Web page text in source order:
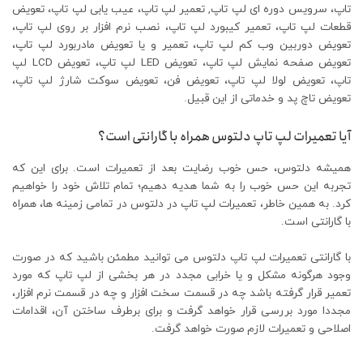
تاپ، سرویس دوره ای لپ تاپ, تعمیر لپ تاپ، عیب یابی لپ تاپ، تعویض
قطعات لپ تاپ، تعمیر کیبورد لپ تاپ، نصب نرم افزار بر روی لپ تاپ،
تعویض دوربین وب کم لپ تاپ، تعمیر و یا تعویض مادربورد لپ تاپ،
تعویض صفحه نمایش لپ تاپ، تعویض LED لپ تاپ، تعویض LCD لپ
تاپ، تعویض لولا لپ تاپ، تعویض فن، تعویض سوکت شارژ لپ تاپ،
تعویض تاچ پد و خدماتی از این قبیل.
آیا تعمیرات لپ تاپ دلتوس همراه با گارانتی است؟
همیشه دلتوس، حس خوب رضایت بعد از تعمیرات است. برای این که
تجربه این حس خوب را به شما هدیه دهیم؛ تمام تلاش خود را خواهیم
کرد. به همین خاطر، تعمیرات لپ تاپ در دلتوس در تمامی زمینه ها، همراه
با گارانتی است.
با گارانتی تعمیرات لپ تاپ دلتوس می توانید مطمئن باشید که در صورت
وجود هرگونه مشکل و یا خرابی مجدد در هر بخشی از لپ تاپ که مورد
تعمیر قرار گرفته باشد چه در قسمت سخت افزار و چه در قسمت نرم افزار،
مجددا مورد بررسی قرار خواهد گرفت و برای برطرف ساختن آن، اقدامات
اصلاحی و تعمیرات لازم صورت خواهد گرفت.